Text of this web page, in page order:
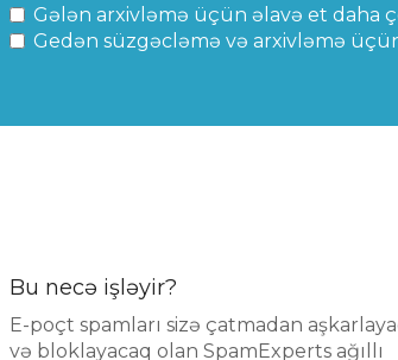
Gələn arxivləmə üçün əlavə et daha
Gedən süzgəcləmə və arxivləmə
Bu necə işləyir?
E-poçt spamları sizə çatmadan
və bloklayacaq olan SpamExperts ağıllı